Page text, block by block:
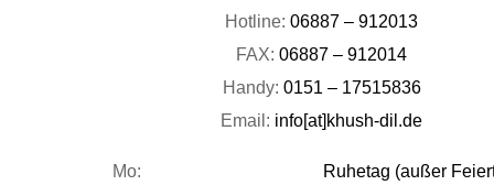
Hotline:06887 – 912013
FAX:06887 – 912014
Handy: 0151 – 17515836
Email: info[at]khush-dil.de
Mo:
Ruhetag (außer